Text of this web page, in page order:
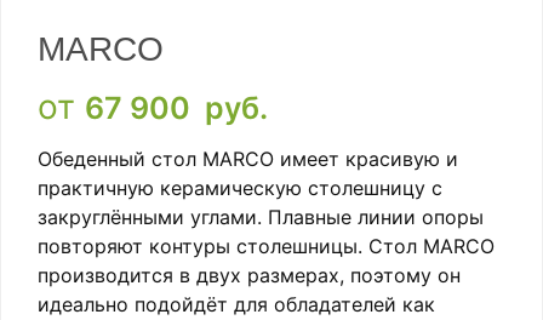
MARCO
от 67 900 руб.
Обеденный стол MARCO имеет красивую и
практичную керамическую столешницу с
закруглёнными углами. Плавные линии опоры
повторяют контуры столешницы. Стол MARCO
производится в двух размерах, поэтому он
идеально подойдёт для обладателей как